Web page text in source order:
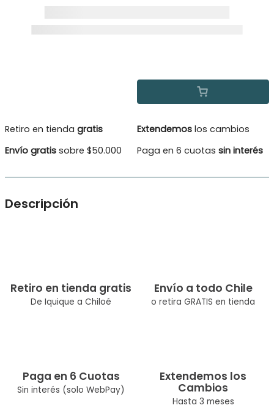
Retiro en tienda gratis
Envío gratis sobre $50.000
Extendemos los cambios
Paga en 6 cuotas sin interés
Descripción
Retiro en tienda gratis
De Iquique a Chiloé
Envío a todo Chile
o retira GRATIS en tienda
Paga en 6 Cuotas
Sin interés (solo WebPay)
Extendemos los
Cambios
Hasta 3 meses